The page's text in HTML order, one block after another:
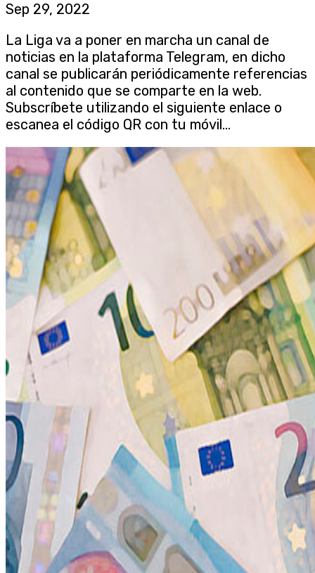
Sep 29, 2022
La Liga va a poner en marcha un canal de
noticias en la plataforma Telegram, en dicho
canal se publicarán periódicamente referencias
al contenido que se comparte en la web.
Subscríbete utilizando el siguiente enlace o
escanea el código QR con tu móvil...